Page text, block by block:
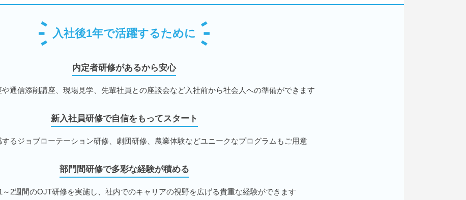
入社後1年で活躍するために
内定者研修があるから安心
通信添削講座、現場見学、先輩社員との座談会など入社前から社会人への準備ができます
新入社員研修で自信をもってスタート
るジョブローテーション研修、劇団研修、農業体験などユニークなプログラムもご用意
部門間研修で多彩な経験が積める
～2週間のOJT研修を実施し、社内でのキャリアの視野を広げる貴重な経験ができます